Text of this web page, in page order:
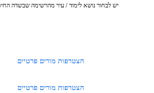
*יש לבחור נושא לימוד / עיר מהרשימה שבשדה
הצטרפות מורים פרטיים
הצטרפות מורים פרטיים